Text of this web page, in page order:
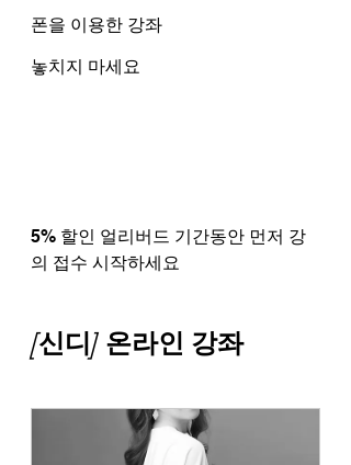
폰을 이용한 강좌
놓치지 마세요
5% 할인 얼리버드 기간동안 먼저 강
의 접수 시작하세요
[신디] 온라인 강좌